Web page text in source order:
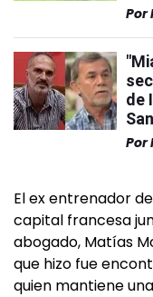
Por
de
Por
El ex entrenador
capital francesa
abogado, Matías
que hizo fue
quien mantiene